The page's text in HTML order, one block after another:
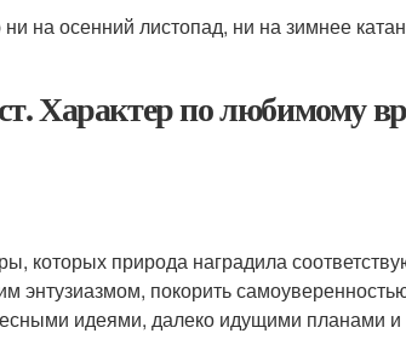
на осенний листопад, ни на зимнее
Характер по любимому
которых природа наградила
энтузиазмом, покорить
идеями, далеко идущими планами